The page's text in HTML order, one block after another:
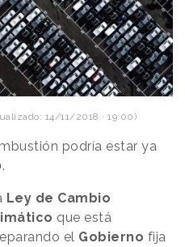
14/11/2018 · 19:00)
podría estar ya
.
Ley de Cambio
que está
el Gobierno fija